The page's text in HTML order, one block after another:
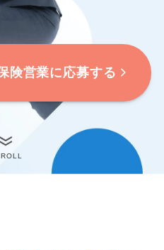
険営業に応募する